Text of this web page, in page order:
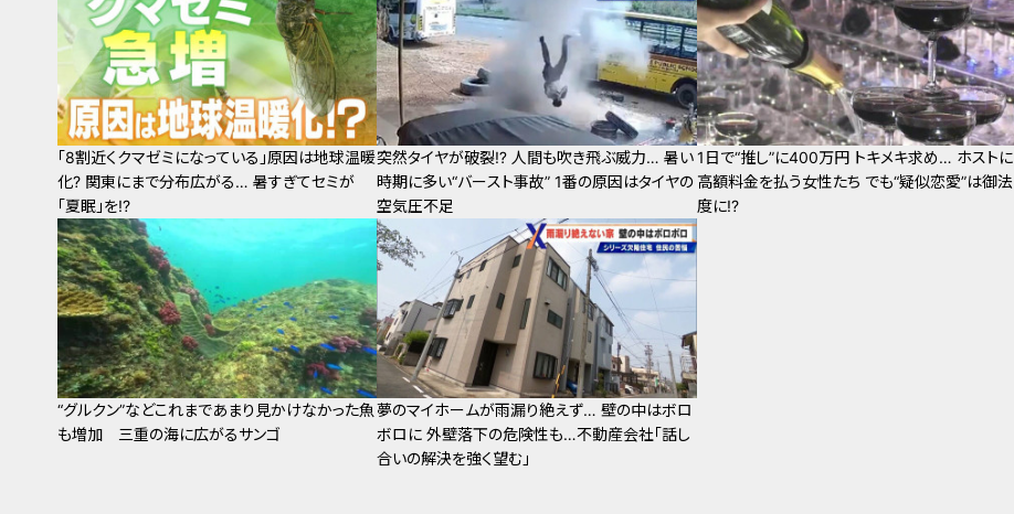
「8割近くクマゼミになっている」原因は地球温暖
化? 関東にまで分布広がる… 暑すぎてセミが
｢夏眠｣を!?
突然タイヤが破裂⁉ 人間も吹き飛ぶ威力… 暑い
時期に多い“バースト事故” 1番の原因はタイヤの
空気圧不足
1日で“推し”に400万円 トキメキ求め… ホストに
高額料金を払う女性たち でも“疑似恋愛”は御法
度に!?
“グルクン”などこれまであまり見かけなかった魚
も増加 三重の海に広がるサンゴ
夢のマイホームが雨漏り絶えず… 壁の中はボロ
ボロに 外壁落下の危険性も…不動産会社「話し
合いの解決を強く望む」